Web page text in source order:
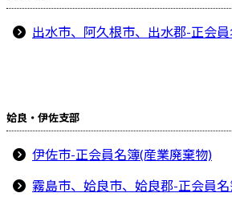
出水市、阿久根市、出水郡-正会
姶良・伊佐支部
伊佐市-正会員名簿(産業廃棄物)
霧島市、姶良市、姶良郡-正会員